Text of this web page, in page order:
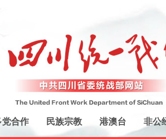
党合作 民族宗教 港澳台 非公